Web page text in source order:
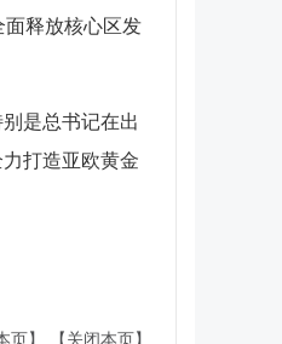
释放核心区发
是总书记在出
打造亚欧黄金
页】 【关闭本页】